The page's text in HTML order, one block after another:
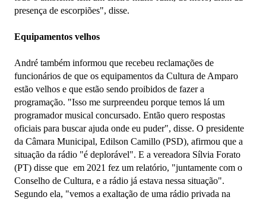
presença de escorpiões", disse.
Equipamentos velhos
André também informou que recebeu reclamações de
funcionários de que os equipamentos da Cultura de Amparo
estão velhos e que estão sendo proibidos de fazer a
programação. "Isso me surpreendeu porque temos lá um
programador musical concursado. Então quero respostas
oficiais para buscar ajuda onde eu puder", disse. O presidente
da Câmara Municipal, Edilson Camillo (PSD), afirmou que a
situação da rádio "é deplorável". E a vereadora Sílvia Forato
(PT) disse que em 2021 fez um relatório, "juntamente com o
Conselho de Cultura, e a rádio já estava nessa situação".
Segundo ela, "vemos a exaltação de uma rádio privada na